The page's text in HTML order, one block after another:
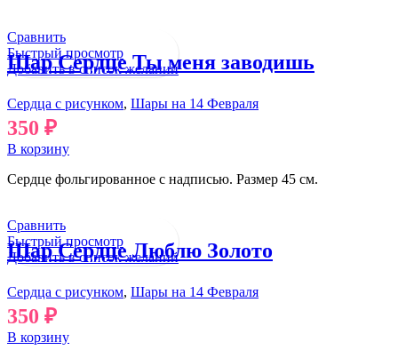
Сравнить
Быстрый просмотр
Добавить в список желаний
Шар Сердце Ты меня заводишь
Сердца с рисунком, Шары на 14 Февраля
350 ₽
В корзину
Сердце фольгированное с надписью. Размер 45 см.
Сравнить
Быстрый просмотр
Добавить в список желаний
Шар Сердце Люблю Золото
Сердца с рисунком, Шары на 14 Февраля
350 ₽
В корзину